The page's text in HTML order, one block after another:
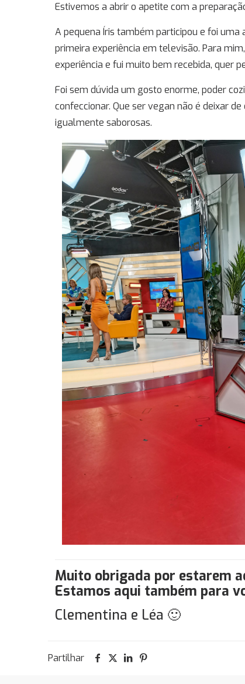
Estivemos a abrir o apetite com a
A pequena Íris também participou e foi
primeira experiência em televisão. Para
experiência e fui muito bem recebida, quer
Foi sem dúvida um gosto enorme, poder
confeccionar. Que ser vegan não é deixar
igualmente saborosas.
Muito obrigada por estarem
Estamos aqui também para
Clementina e Léa 🙂
Partilhar